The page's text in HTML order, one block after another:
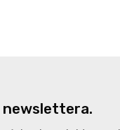
newslettera.